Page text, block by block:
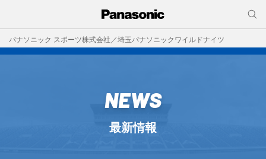
パナソニック スポーツ株式会社／埼玉パナソニックワイルドナイツ
NEWS
最新情報